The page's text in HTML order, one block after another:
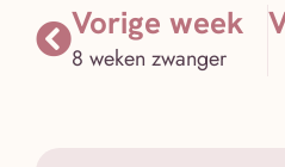
Vorige week
8 weken zwanger